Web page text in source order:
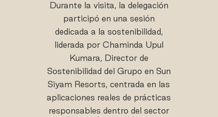
Durante la visita, la delegación
participó en una sesión
dedicada a la sostenibilidad,
liderada por Chaminda Upul
Kumara, Director de
Sostenibilidad del Grupo en Sun
Siyam Resorts, centrada en las
aplicaciones reales de prácticas
responsables dentro del sector